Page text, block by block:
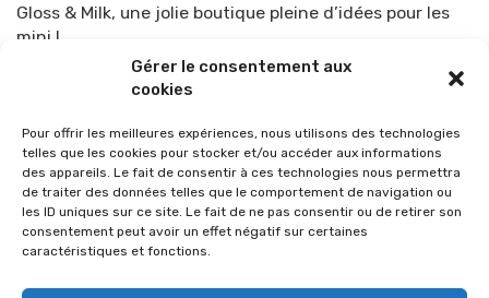
Gérer le consentement aux
cookies
Pour offrir les meilleures expériences, nous utilisons des technologies
telles que les cookies pour stocker et/ou accéder aux informations
des appareils. Le fait de consentir à ces technologies nous permettra
de traiter des données telles que le comportement de navigation ou
les ID uniques sur ce site. Le fait de ne pas consentir ou de retirer son
consentement peut avoir un effet négatif sur certaines
caractéristiques et fonctions.
Gloss & Milk, une jolie boutique pleine d’idées pour les
mini !
TOP-PARENTS 31 mai 2013